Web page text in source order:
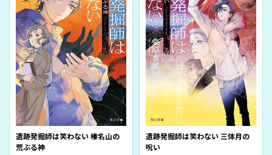
遺跡発掘師は笑わない 榛名山の
荒ぶる神
遺跡発掘師は笑わない 三体月の
呪い